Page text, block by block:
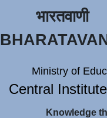
भारतवाणी
Ministry of
Central
Knowledge